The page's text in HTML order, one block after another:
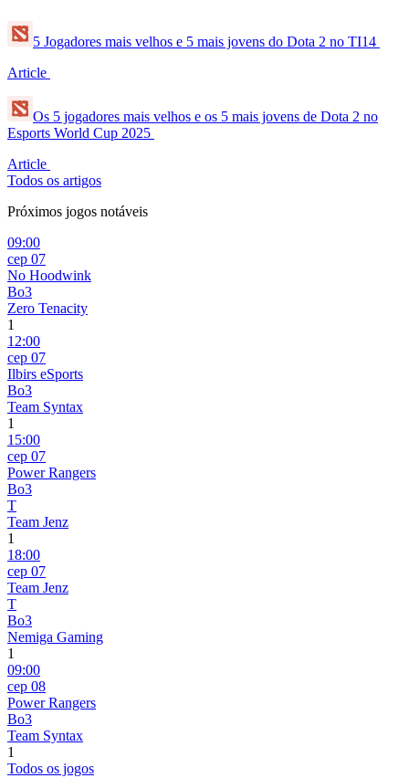
5 Jogadores mais velhos e 5 mais jovens do Dota 2 no TI14
Article
Os 5 jogadores mais velhos e os 5 mais jovens de Dota 2 no
Esports World Cup 2025
Article
Todos os artigos
Próximos jogos notáveis
09:00
сер 07
No Hoodwink
Bo3
Zero Tenacity
1
12:00
сер 07
Ilbirs eSports
Bo3
Team Syntax
1
15:00
сер 07
Power Rangers
Bo3
T
Team Jenz
1
18:00
сер 07
Team Jenz
T
Bo3
Nemiga Gaming
1
09:00
сер 08
Power Rangers
Bo3
Team Syntax
1
Todos os jogos